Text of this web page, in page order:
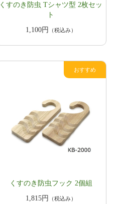
くすのき防虫 Tシャツ型 2枚セッ
ト
1,100円
（税込み）
くすのき防虫フック 2個組
1,815円
（税込み）